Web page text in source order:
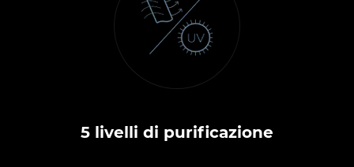
5 livelli di purificazione